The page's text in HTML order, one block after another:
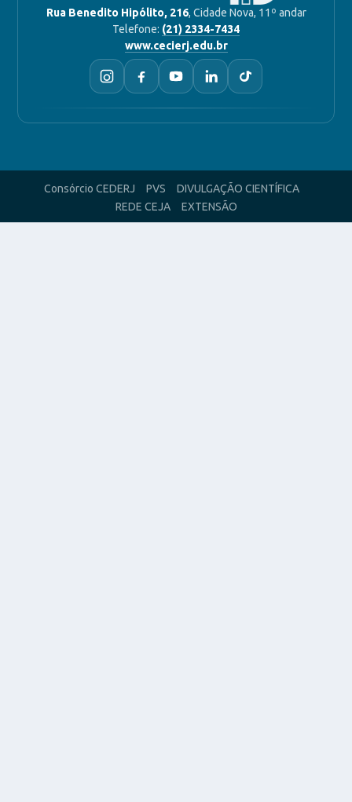
Rua Benedito Hipólito, 216, Cidade Nova, 11º andar
Telefone: (21) 2334-7434
www.cecierj.edu.br
Consórcio CEDERJ PVS
DIVULGAÇÃO CIENTÍFICA
REDE CEJA
EXTENSÃO